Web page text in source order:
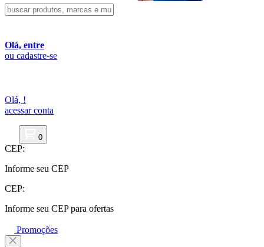
Olá, entre
ou cadastre-se
Olá, !
acessar conta
0
CEP:
Informe seu CEP
CEP:
Informe seu CEP para ofertas
Promoções